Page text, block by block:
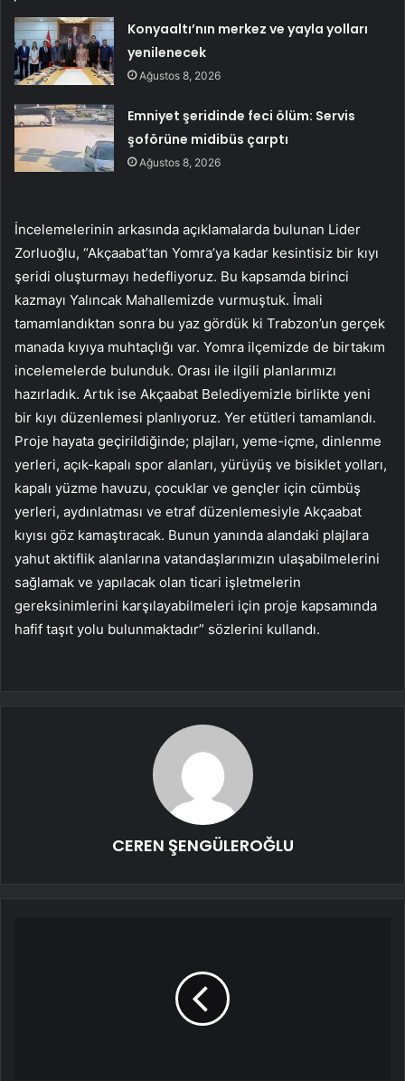
Konyaaltı’nın merkez ve yayla yolları
yenilenecek
Ağustos 8, 2026
Emniyet şeridinde feci ölüm: Servis
şoförüne midibüs çarptı
Ağustos 8, 2026
İncelemelerinin arkasında açıklamalarda bulunan Lider
Zorluoğlu, “Akçaabat’tan Yomra’ya kadar kesintisiz bir kıyı
şeridi oluşturmayı hedefliyoruz. Bu kapsamda birinci
kazmayı Yalıncak Mahallemizde vurmuştuk. İmali
tamamlandıktan sonra bu yaz gördük ki Trabzon’un gerçek
manada kıyıya muhtaçlığı var. Yomra ilçemizde de birtakım
incelemelerde bulunduk. Orası ile ilgili planlarımızı
hazırladık. Artık ise Akçaabat Belediyemizle birlikte yeni
bir kıyı düzenlemesi planlıyoruz. Yer etütleri tamamlandı.
Proje hayata geçirildiğinde; plajları, yeme-içme, dinlenme
yerleri, açık-kapalı spor alanları, yürüyüş ve bisiklet yolları,
kapalı yüzme havuzu, çocuklar ve gençler için cümbüş
yerleri, aydınlatması ve etraf düzenlemesiyle Akçaabat
kıyısı göz kamaştıracak. Bunun yanında alandaki plajlara
yahut aktiflik alanlarına vatandaşlarımızın ulaşabilmelerini
sağlamak ve yapılacak olan ticari işletmelerin
gereksinimlerini karşılayabilmeleri için proje kapsamında
hafif taşıt yolu bulunmaktadır” sözlerini kullandı.
CEREN ŞENGÜLEROĞLU